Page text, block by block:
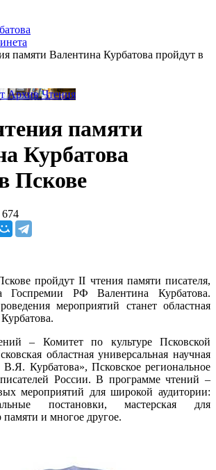
памяти Валентина Курбатова пройдут в
АрхивЧтения
памяти
Курбатова
Пскове
пройдут II чтения памяти писателя,
Госпремии РФ Валентина Курбатова.
мероприятий станет областная
– Комитет по культуре Псковской
областная универсальная научная
Курбатова», Псковское региональное
России. В программе чтений –
мероприятий для широкой аудитории:
постановки, мастерская для
памяти и многое другое.